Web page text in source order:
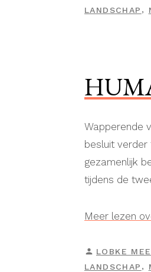
DOOR
LANDSCHAP ,
Wapperende
besluit verder
gezamenlijk
tijdens de
Meer lezen
GEPLAATST
DOOR
LOBKE
LANDSCHAP ,